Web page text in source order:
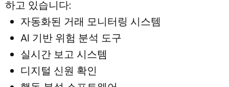
하고 있습니다:
자동화된 거래 모니터링 시스템
AI 기반 위험 분석 도구
실시간 보고 시스템
디지털 신원 확인